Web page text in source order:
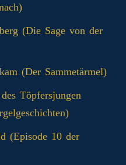
(Die Sage von der
(Der Sammetärmel)
Töpfersjungen
(Episode 10 der